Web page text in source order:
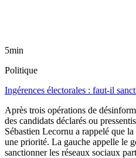
5min
Politique
Ingérences électorales : faut-il
Après trois opérations de
des candidats déclarés ou
Sébastien Lecornu a rappelé que
une priorité. La gauche appelle le
sanctionner les réseaux sociaux